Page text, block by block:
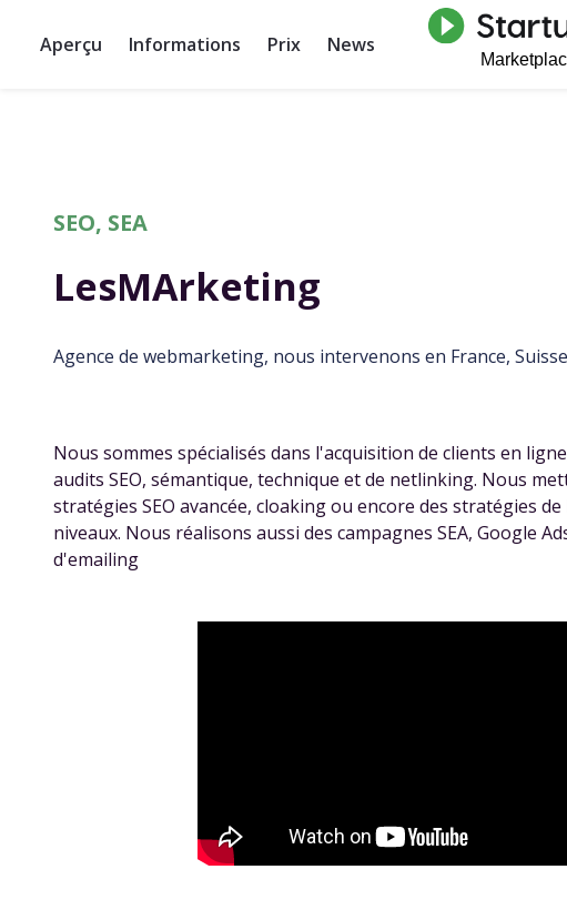
Aperçu Informations Prix News
SEO, SEA
LesMArketing
Agence de webmarketing, nous intervenons en France,
Nous sommes spécialisés dans l'acquisition de clients en
audits SEO, sémantique, technique et de netlinking. Nous
stratégies SEO avancée, cloaking ou encore des stratégies
niveaux. Nous réalisons aussi des campagnes SEA, Google
d'emailing